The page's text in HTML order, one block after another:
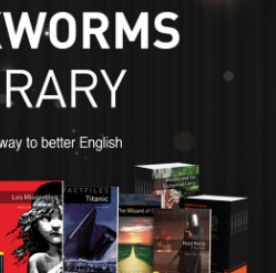
활비를 벌기로 결심했다. 그리하여
고하면서 새로운 문학인생을 펼치기
던 《블랙 마스크》지에 실었다. 늦은
1939년 첫 장편소설 『거대한 잠』
공하자 할리우드로 간 그는 1940년
윈도우』, 1943년 『호수의 여인』, 19
다. 할리우드의 성장과 함께 그의 작
들러는 ‘위대한 미스터리는 캐릭터